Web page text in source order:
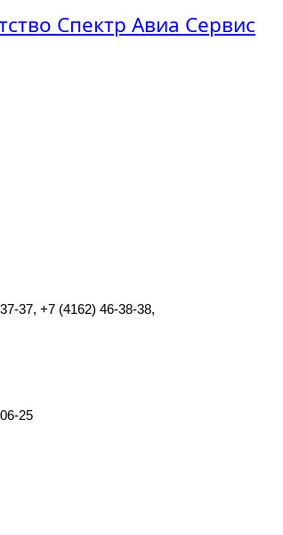
Спектр Авиа Сервис
37, +7 (4162) 46-38-38,
25